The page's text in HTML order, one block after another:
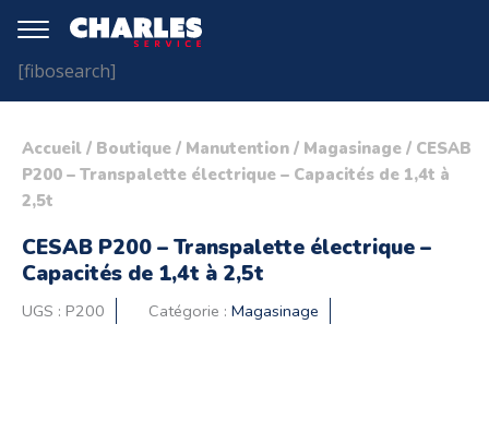
[fibosearch]
Accueil / Boutique / Manutention / Magasinage / CESAB
P200 – Transpalette électrique – Capacités de 1,4t à
2,5t
CESAB P200 – Transpalette électrique –
Capacités de 1,4t à 2,5t
UGS : P200 Catégorie :Magasinage